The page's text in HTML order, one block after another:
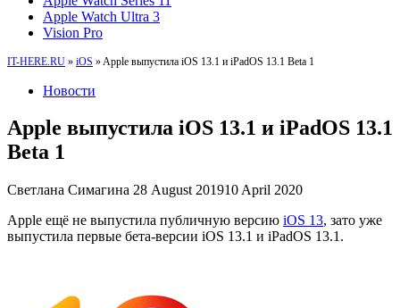
Apple Watch Ultra 3
Vision Pro
IT-HERE.RU » iOS » Apple выпустила iOS 13.1 и iPadOS 13.1 Beta 1
Новости
Apple выпустила iOS 13.1 и iPadOS 13.1
Beta 1
Светлана Симагина 28 August 201910 April 2020
Apple ещё не выпустила публичную версию iOS 13, зато уже
выпустила первые бета-версии iOS 13.1 и iPadOS 13.1.